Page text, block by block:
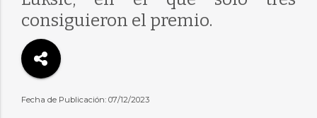
consiguieron el premio.
Fecha de Publicación: 07/12/2023